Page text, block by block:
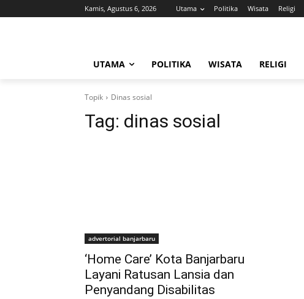
Kamis, Agustus 6, 2026 Utama Politika Wisata Religi
UTAMA POLITIKA WISATA RELIGI
Topik Dinas sosial
Tag: dinas sosial
advertorial banjarbaru
‘Home Care’ Kota Banjarbaru
Layani Ratusan Lansia dan
Penyandang Disabilitas